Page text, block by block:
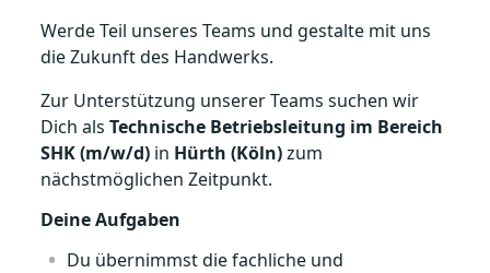
Werde Teil unseres Teams und gestalte mit uns
die Zukunft des Handwerks.
Zur Unterstützung unserer Teams suchen wir
Dich alsTechnische Betriebsleitung im Bereich
SHK (m/w/d) in Hürth (Köln)zum
nächstmöglichen Zeitpunkt.
Deine Aufgaben
Du übernimmst die fachliche und